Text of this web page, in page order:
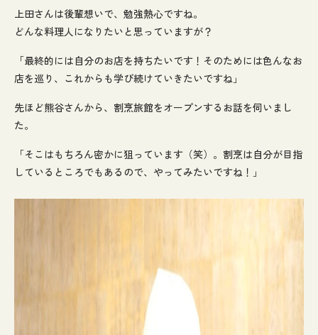
上田さんは後輩想いで、勉強熱心ですね。
どんな料理人になりたいと思っていますが？
「最終的には自分のお店を持ちたいです！そのためには色んなお
店を巡り、これからも学び続けていきたいですね」
先ほど熊谷さんから、割烹旅館をオープンするお話を伺いまし
た。
「そこはもちろん密かに狙っています（笑）。割烹は自分が目指
しているところでもあるので、やってみたいですね！」